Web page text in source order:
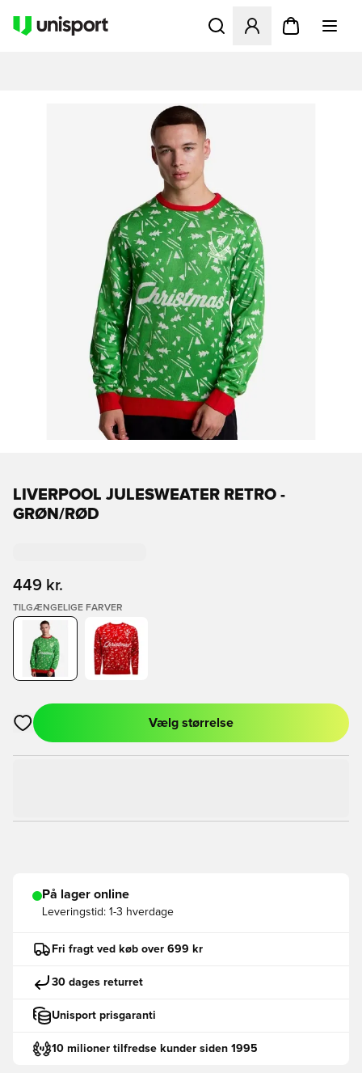
Åbner en Modal til at
LIVERPOOL JULESWEATER RETRO -
GRØN/RØD
449 kr.
TILGÆNGELIGE FARVER
Åbner en Modal til at logge ind eller tilmelde dig som medlem
Vælg størrelse
På lager online
Leveringstid: 1-3 hverdage
Fri fragt ved køb over 699 kr
30 dages returret
Unisport prisgaranti
10 milioner tilfredse kunder siden 1995